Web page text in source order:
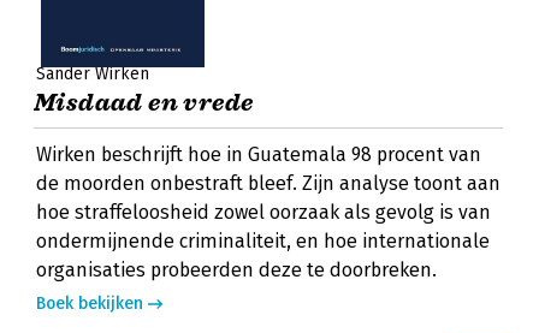
Sander Wirken
Misdaad en vrede
Wirken beschrijft hoe in Guatemala 98 procent van
de moorden onbestraft bleef. Zijn analyse toont aan
hoe straffeloosheid zowel oorzaak als gevolg is van
ondermijnende criminaliteit, en hoe internationale
organisaties probeerden deze te doorbreken.
Boek bekijken